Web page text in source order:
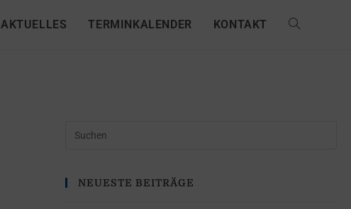
AKTUELLES TERMINKALENDER KONTAKT
NEUESTE BEITRÄGE